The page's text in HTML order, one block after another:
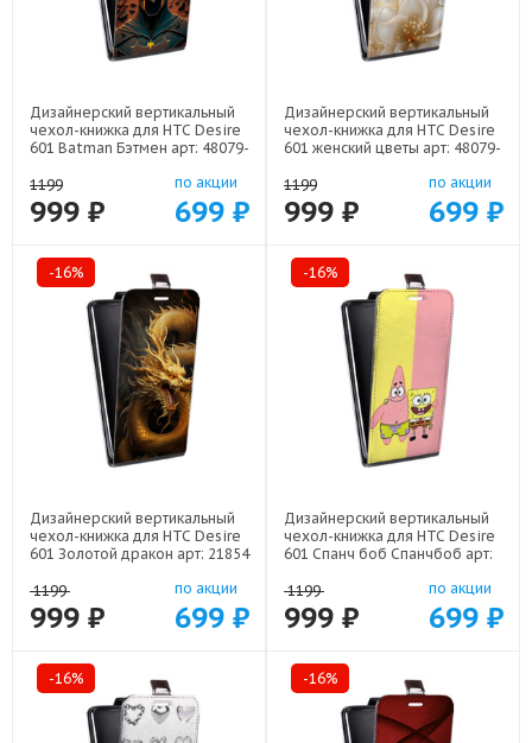
Дизайнерский вертикальный
чехол-книжка для HTC Desire
601 Batman Бэтмен арт: 48079-
1199
999 ₽
по акции
699 ₽
Дизайнерский вертикальный
чехол-книжка для HTC Desire
601 женский цветы арт: 48079-
1199
999 ₽
по акции
699 ₽
-16%
Дизайнерский вертикальный
чехол-книжка для HTC Desire
601 Золотой дракон арт: 21854
1199
999 ₽
по акции
699 ₽
-16%
Дизайнерский вертикальный
чехол-книжка для HTC Desire
601 Спанч боб Спанчбоб арт:
1199
999 ₽
по акции
699 ₽
-16% -16%